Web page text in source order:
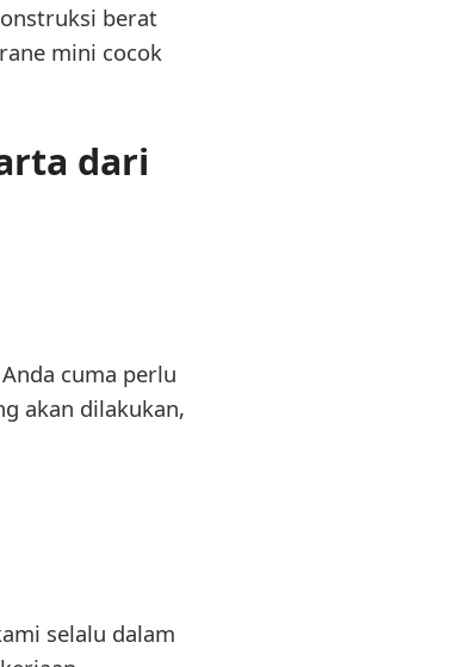
berat
mini cocok
dari
cuma perlu
akan dilakukan,
selalu dalam